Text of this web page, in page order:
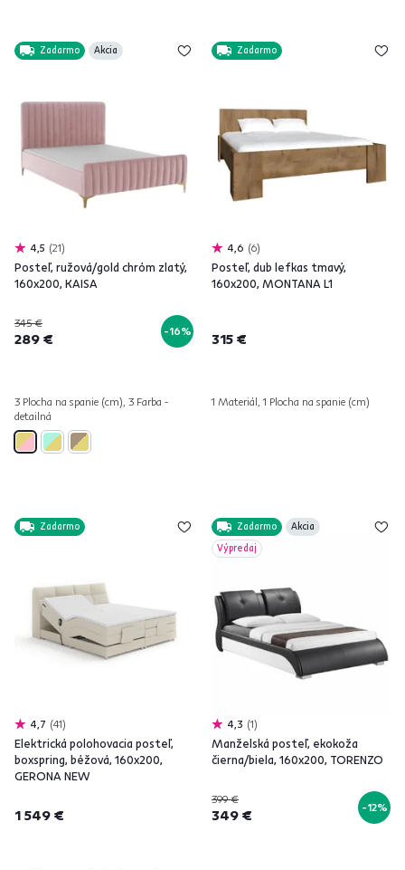
Zadarmo Akcia
4,5 21
Posteľ, ružová/gold chróm zlatý,
160x200, KAISA
345 €
289 € -16%
3 Plocha na spanie (cm), 3 Farba -
detailná
Zadarmo
4,6 6
Posteľ, dub lefkas tmavý,
160x200, MONTANA L1
315 €
1 Materiál, 1 Plocha na spanie (cm)
Zadarmo
4,7 41
Elektrická polohovacia posteľ,
boxspring, béžová, 160x200,
GERONA NEW
1 549 €
Zadarmo
Akcia
Výpredaj
4,3 1
Manželská posteľ, ekokoža
čierna/biela, 160x200, TORENZO
399 €
349 € -12%